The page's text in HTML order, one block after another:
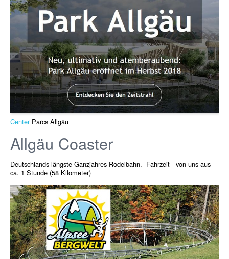
CenterParcs Allgäu
Allgäu Coaster
Deutschlands längste Ganzjahres Rodelbahn. Fahrzeit von uns aus
ca. 1 Stunde (58 Kilometer)